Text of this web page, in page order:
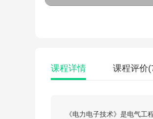
课程详情 课程评价
《电力电子技术》是电气